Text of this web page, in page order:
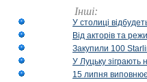
Інші:
У столиці
Від акторів та
Закупили 100
У Луцьку зіграють
15 липня